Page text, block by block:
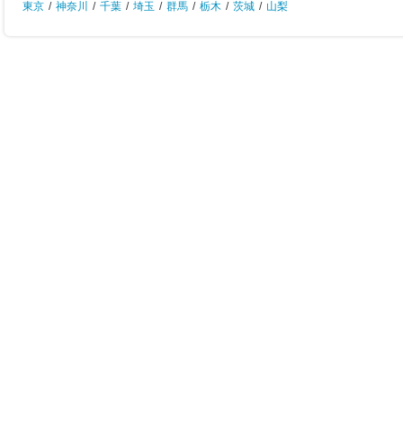
東京 / 神奈川 / 千葉 / 埼玉 / 群馬 / 栃木 / 茨城 / 山梨